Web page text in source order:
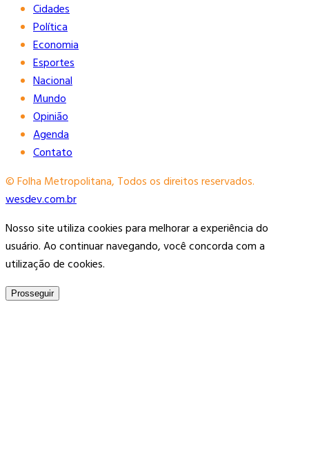
Cidades
Política
Economia
Esportes
Nacional
Mundo
Opinião
Agenda
Contato
© Folha Metropolitana, Todos os direitos reservados.
wesdev.com.br
Nosso site utiliza cookies para melhorar a experiência do
usuário. Ao continuar navegando, você concorda com a
utilização de cookies.
Prosseguir